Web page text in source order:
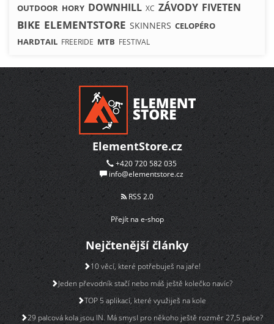
OUTDOOR HORY DOWNHILL XC ZÁVODY FIVETEN
BIKE ELEMENTSTORE SKINNERS CELOPÉRO
HARDTAIL FREERIDE MTB FESTIVAL
ElementStore.cz
+420 720 582 035
info@elementstore.cz
RSS 2.0
Přejít na e-shop
Nejčtenější články
10 věcí, které potřebuješ na jaře!
Jeden převodník stačí nebo máš ještě kolečko navíc?
TOP 5 aplikací, které využiješ na kole
29 palcová kola jsou IN. Má smysl pro někoho ještě rozměr 27,5 palce?